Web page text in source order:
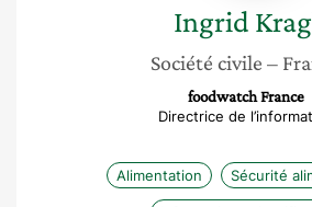
Ingrid
Société civile –
foodwatch France
Directrice de
Alimentation Sécurité